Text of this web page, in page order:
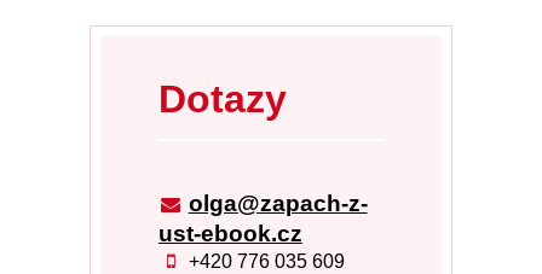
Dotazy
olga@zapach-z-
ust-ebook.cz
+420 776 035 609